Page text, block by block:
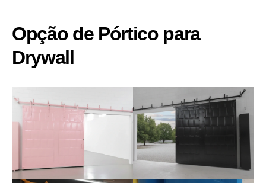
Opção de Pórtico para
Drywall